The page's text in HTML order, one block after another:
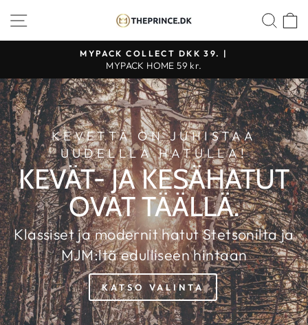
sisältöönKAUPAN NAVIGOINTITHE
PRINCE
WEBSHOP
MYPACK COLLECT DKK 39. |
MYPACK HOME 59 kr.
KEVETTÄ ON JUHISTAA
UUDELLLA HATULLA!
KEVÄT- JA KESÄHATUT
OVAT TÄÄLLÄ.
Klassiset ja modernit hatut Stetsonilta ja
MJM:ltä edulliseen hintaan
KATSO VALINTA